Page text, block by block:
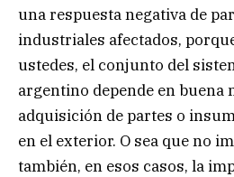
una respuesta negativa de
industriales afectados,
ustedes, el conjunto del
argentino depende en buena
adquisición de partes o
en el exterior. O sea que no
también, en esos casos, la